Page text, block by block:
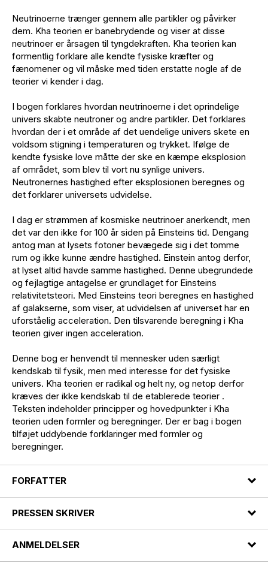
Neutrinoerne trænger gennem alle partikler og påvirker
dem. Kha teorien er banebrydende og viser at disse
neutrinoer er årsagen til tyngdekraften. Kha teorien kan
formentlig forklare alle kendte fysiske kræfter og
fænomener og vil måske med tiden erstatte nogle af de
teorier vi kender i dag.
I bogen forklares hvordan neutrinoerne i det oprindelige
univers skabte neutroner og andre partikler. Det forklares
hvordan der i et område af det uendelige univers skete en
voldsom stigning i temperaturen og trykket. Ifølge de
kendte fysiske love måtte der ske en kæmpe eksplosion
af området, som blev til vort nu synlige univers.
Neutronernes hastighed efter eksplosionen beregnes og
det forklarer universets udvidelse.
I dag er strømmen af kosmiske neutrinoer anerkendt, men
det var den ikke for 100 år siden på Einsteins tid. Dengang
antog man at lysets fotoner bevægede sig i det tomme
rum og ikke kunne ændre hastighed. Einstein antog derfor,
at lyset altid havde samme hastighed. Denne ubegrundede
og fejlagtige antagelse er grundlaget for Einsteins
relativitetsteori. Med Einsteins teori beregnes en hastighed
af galakserne, som viser, at udvidelsen af universet har en
uforståelig acceleration. Den tilsvarende beregning i Kha
teorien giver ingen acceleration.
Denne bog er henvendt til mennesker uden særligt
kendskab til fysik, men med interesse for det fysiske
univers. Kha teorien er radikal og helt ny, og netop derfor
kræves der ikke kendskab til de etablerede teorier .
Teksten indeholder principper og hovedpunkter i Kha
teorien uden formler og beregninger. Der er bag i bogen
tilføjet uddybende forklaringer med formler og
beregninger.
FORFATTER
PRESSEN SKRIVER
ANMELDELSER